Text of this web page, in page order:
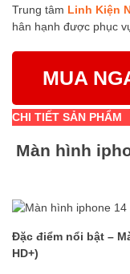
Trung tâm Linh Kiện
hân hạnh được phục
MUA
CHI TIẾT SẢN PHẨM
Màn hình
Đặc điểm nổi bật –
HD+)